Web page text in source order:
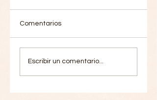
Comentarios
Escribir un comentario...